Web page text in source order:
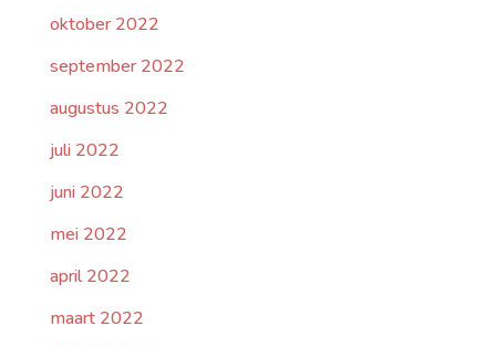
oktober 2022
september 2022
augustus 2022
juli 2022
juni 2022
mei 2022
april 2022
maart 2022